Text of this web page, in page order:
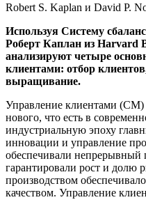
Robert S. Kaplan и David P.
Используя Систему
Роберт Каплан из Harvard
анализируют четыре
клиентами: отбор
выращивание.
Управление клиентами
нового, что есть в
индустриальную эпоху
инновации и управление
обеспечивали непрерывный
гарантировали рост и долю
производством
качеством. Управление